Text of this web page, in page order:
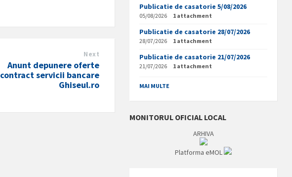
Next
Anunt depunere oferte
contract servicii bancare
Ghiseul.ro
Publicatie de casatorie 5/08/2026
05/08/2026 1 attachment
Publicatie de casatorie 28/07/2026
28/07/2026 1 attachment
Publicatie de casatorie 21/07/2026
21/07/2026 1 attachment
MAI MULTE
MONITORUL OFICIAL LOCAL
ARHIVA
Platforma eMOL